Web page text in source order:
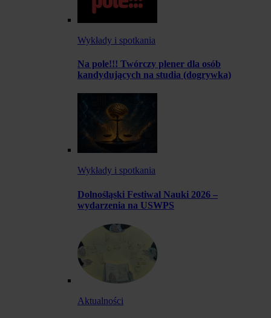
Wykłady i spotkania
Na pole!!! Twórczy plener dla osób
kandydujących na studia (dogrywka)
Wykłady i spotkania
Dolnośląski Festiwal Nauki 2026 –
wydarzenia na USWPS
Aktualności